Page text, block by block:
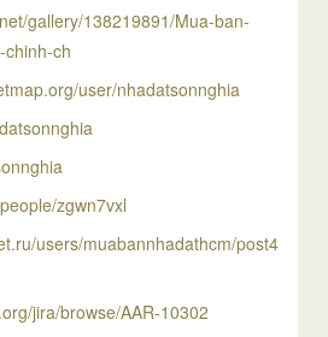
gallery/138219891/Mua-ban-
chinh-ch
user/nhadatsonnghia
zgwn7vxl
users/muabannhadathcm/post4
jira/browse/AAR-10302